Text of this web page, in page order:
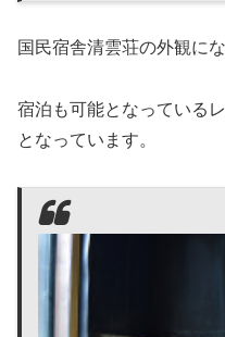
国民宿舎清雲荘の外観にな
宿泊も可能となっている
となっています。